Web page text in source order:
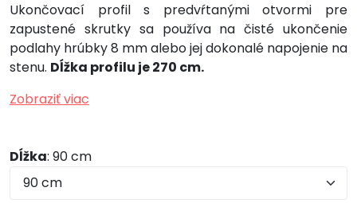
Ukončovací profil s predvŕtanými otvormi pre
zapustené skrutky sa používa na čisté ukončenie
podlahy hrúbky 8 mm alebo jej dokonalé napojenie na
stenu. Dĺžka profilu je 270 cm.
Zobraziť viac
Dĺžka: 90 cm